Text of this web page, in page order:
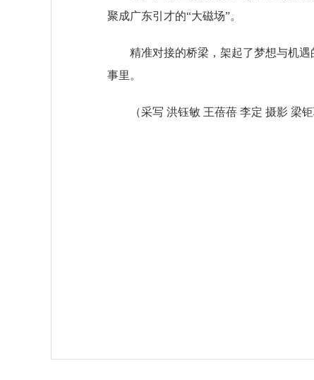
聚成广东引才的“大磁场”。
精准对接的桥梁，架起了梦想与机遇
事里。
（采写 洪钰敏 王蓓蓓 李定 摄影 梁